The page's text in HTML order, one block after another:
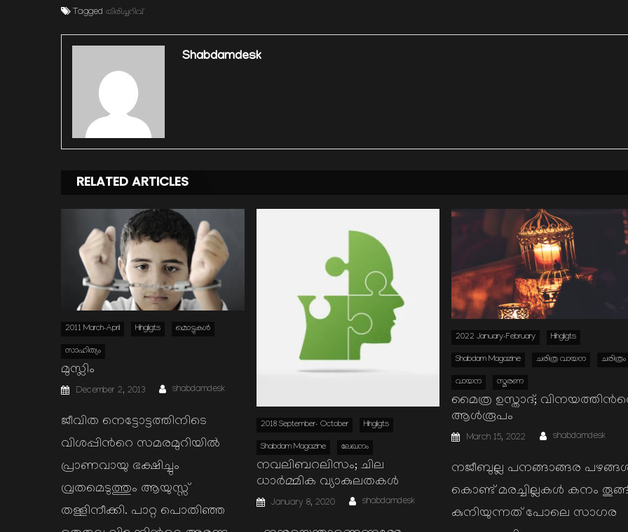
Tagged തിരിച്ചറിവ്
Shabdamdesk
RELATED ARTICLES
2011 March-April Hihgligts മൊട്ടുകള്‍
സാഹിത്യം
മുസ്ലിം
Posted
on
December 2, 2013 Author
shabdamdesk
ജീവിത നെട്ടോട്ടത്തിനിടെ
വിശപ്പിന്‍റെ സമരമുറിയില്‍
പ്രാണവായു ഭക്ഷിച്ചും
വ്രതമെടുത്തും ആയുസ്സ്
തള്ളിനീക്കി. പാറ്റ പൊതിഞ്ഞ
2018 September- October Hihgligts
Shabdam Magazine ലേഖനം
നവലിബറലിസം; ചില
ധാര്‍മ്മിക വ്യാകുലതകള്‍
Posted
on
January 8, 2020 Author
shabdamdesk
2022 January-February Hihgligts
Shabdam Magazine ചരിത്ര വായന ചരിത്രം
വായന സ്മരണ
മൈത്ര ഉസ്താദ്;
ആള്‍രൂപം
Posted
on
March 15, 2022 Author
shabdamdesk
നജീബുല്ല പനങ്ങാങ്ങര
കൊണ്ട് മരച്ചില്ലകള്‍ കനം
കുനിയുന്നത് പോലെ സാഗര